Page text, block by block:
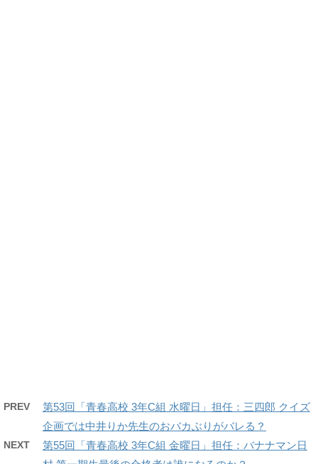
PREV
第53回「青春高校 3年C組 水曜日」担任：三四郎 クイズ
企画では中井りか先生のおバカぶりがバレる？
NEXT
第55回「青春高校 3年C組 金曜日」担任：バナナマン日